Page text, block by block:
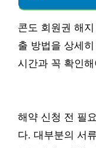
콘도 회원권 해
출 방법을 상세
시간과 꼭 확인
해약 신청 전 필
다. 대부분의 서